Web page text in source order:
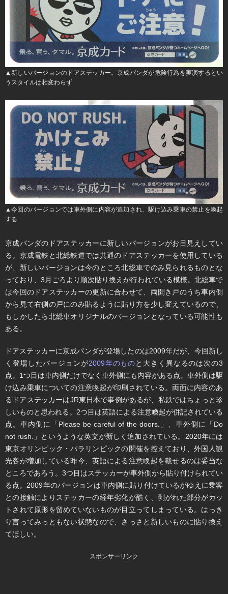
▲新しいバージョンのドアステッカー。京成パンダが危険行為を実演するとい
うスタイルは相変わらず
▲今回のバージョンでは車外側に内容が追加され、駆け込み乗車の禁止を喚起
する
京成パンダのドアステッカーに新しいバージョンがお目見えしてい
る。京成電鉄と北総鉄道では共通のドアステッカーを使用している
が、新しいバージョンは今のところ北総車でのみ見られるものとな
っており、3月ごろより順次貼り換えが行われている模様。北総車で
は今回のドアステッカーの更新に合わせて、両開き戸のうち車内側
から見て右側の戸にのみ貼るように貼り方を少し変えているので、
もしかしたら北総車オリジナルのバージョンとなっている可能性も
ある。
ドアステッカーに京成パンダが登場したのは2009年だが、今回新し
く登場したバージョンが2009年のものと大きく異なるのは次の3
点。1つ目は車内側だけでなく車外側にも内容がある点。車外側は駆
け込み乗車についての注意喚起が印刷されている。両面に内容のあ
るドアステッカーはJR東日本で事例があるが、私鉄ではちょっと珍
しいものと思われる。2つ目は英語による注意喚起が併記されている
点。車内側に「Please be careful of the doors.」、車外側に「Do
not rush.」というような英文が新しく追加されている。2020年には
東京オリンピック・パラリンピックの開催を控えており、外国人観
光客が増加している昨今、英語による注意喚起を載せるのは妥当な
ところであろう。3つ目はステッカーが車外側から貼り付けられてい
る点。2009年のバージョンは車内側に貼り付けているがゆえに乗客
との接触によりステッカーの経年劣化が酷く、剥がれた部分がカッ
トされて原形を留めていないものが目立ってしまっている。はっき
り言ってみっともない状態なので、さっさと新しいものに貼り換え
てほしい。
スポンサーリンク